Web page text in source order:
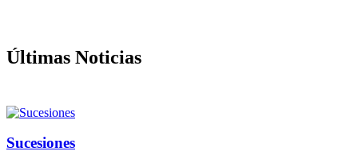
Últimas Noticias
Sucesiones